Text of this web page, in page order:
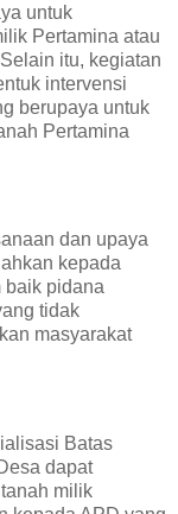
untuk
Pertamina atau
itu, kegiatan
intervensi
berupaya untuk
Pertamina
dan upaya
kepada
baik pidana
tidak
masyarakat
Batas
dapat
milik